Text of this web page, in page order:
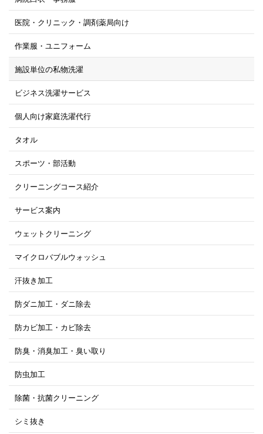
医院・クリニック・調剤薬局向け
作業服・ユニフォーム
施設単位の私物洗濯
ビジネス洗濯サービス
個人向け家庭洗濯代行
タオル
スポーツ・部活動
クリーニングコース紹介
サービス案内
ウェットクリーニング
マイクロバブルウォッシュ
汗抜き加工
防ダニ加工・ダニ除去
防カビ加工・カビ除去
防臭・消臭加工・臭い取り
防虫加工
除菌・抗菌クリーニング
シミ抜き